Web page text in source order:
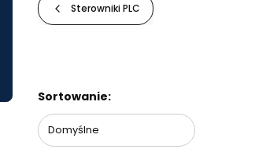
Sterowniki PLC
Lista produktów
Sortowanie:
Domyślne